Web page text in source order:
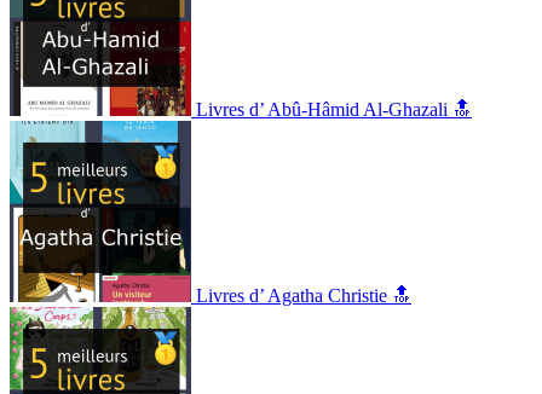
Livres d’ Abû-Hâmid Al-Ghazali 🔝
Livres d’ Agatha Christie 🔝